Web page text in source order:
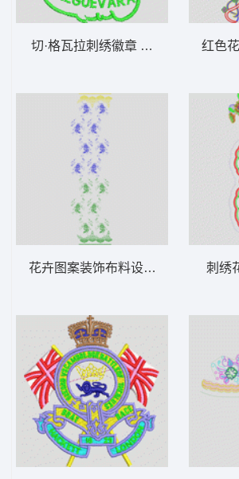
切·格瓦拉刺绣徽章 英雄人象 切格瓦
花卉图案装饰布料设计 窗帘
红色
刺绣